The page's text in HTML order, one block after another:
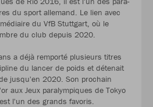
du sport allemand. Le lien avec
du VfB Stuttgart, où le
du club depuis 2020.
a déjà remporté plusieurs titres
du lancer de poids et détenait
jusqu'en 2020. Son prochain
aux Jeux paralympiques de Tokyo
l'un des grands favoris.